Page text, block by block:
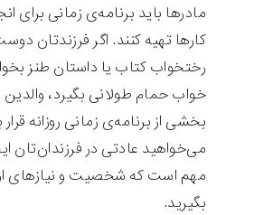
مادرها باید برنامه‌ی زمانی برای
کارها تهیه کنند. اگر فرزندتان
رختخواب کتاب یا داستان طنز
خواب حمام طولانی بگیرد، والدین
بخشی از برنامه‌ی زمانی روزانه
می‌خواهید عادتی در فرزندان‌تان
مهم است که شخصیت و نیازهای او
بگیرید.